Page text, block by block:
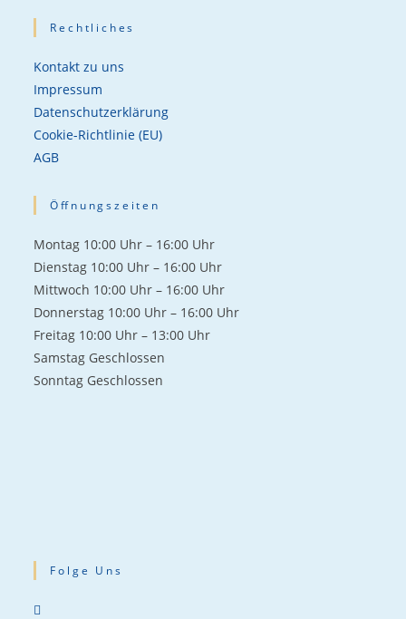
Rechtliches
Kontakt zu uns
Impressum
Datenschutzerklärung
Cookie-Richtlinie (EU)
AGB
Öffnungszeiten
Mon­tag 10:00 Uhr – 16:00 Uhr
Diens­tag 10:00 Uhr – 16:00 Uhr
Mitt­woch 10:00 Uhr – 16:00 Uhr
Don­ners­tag 10:00 Uhr – 16:00 Uhr
Frei­tag 10:00 Uhr – 13:00 Uhr
Sams­tag Geschlos­sen
Sonn­tag Geschlos­sen
Folge Uns